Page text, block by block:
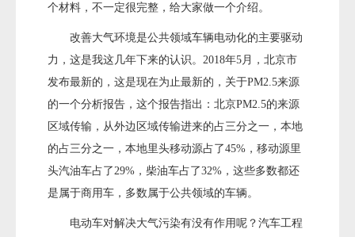
个材料，不一定很完整，给大家做一个介绍。
改善大气环境是公共领域车辆电动化的主要驱动
力，这是我这几年下来的认识。2018年5月，北京市
发布最新的，这是现在为止最新的，关于PM2.5来源
的一个分析报告，这个报告指出：北京PM2.5的来源
区域传输，从外边区域传输进来的占三分之一，本地
的占三分之一，本地里头移动源占了45%，移动源里
头汽油车占了29%，柴油车占了32%，这些多数都还
是属于商用车，多数属于公共领域的车辆。
电动车对解决大气污染有没有作用呢？汽车工程